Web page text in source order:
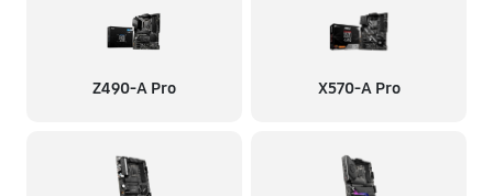
Z490-A Pro X570-A Pro